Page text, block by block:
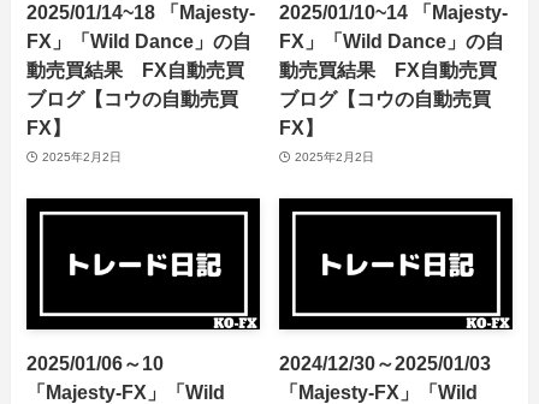
2025/01/14~18 「Majesty-
FX」「Wild Dance」の自
動売買結果 FX自動売買
ブログ【コウの自動売買
FX】
2025年2月2日
2025/01/10~14 「Majesty-
FX」「Wild Dance」の自
動売買結果 FX自動売買
ブログ【コウの自動売買
FX】
2025年2月2日
2025/01/06～10
「Majesty-FX」「Wild
2024/12/30～2025/01/03
「Majesty-FX」「Wild